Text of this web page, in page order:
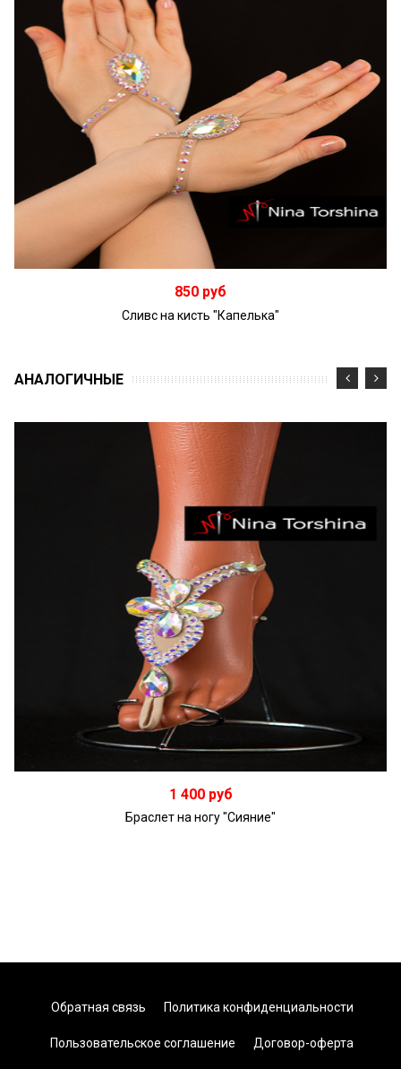
В корзину
850 руб
Сливс на кисть "Капелька"
АНАЛОГИЧНЫЕ
В корзину
1 400 руб
Браслет на ногу "Сияние"
Обратная связь Политика конфиденциальности
Пользовательское соглашение Договор-оферта